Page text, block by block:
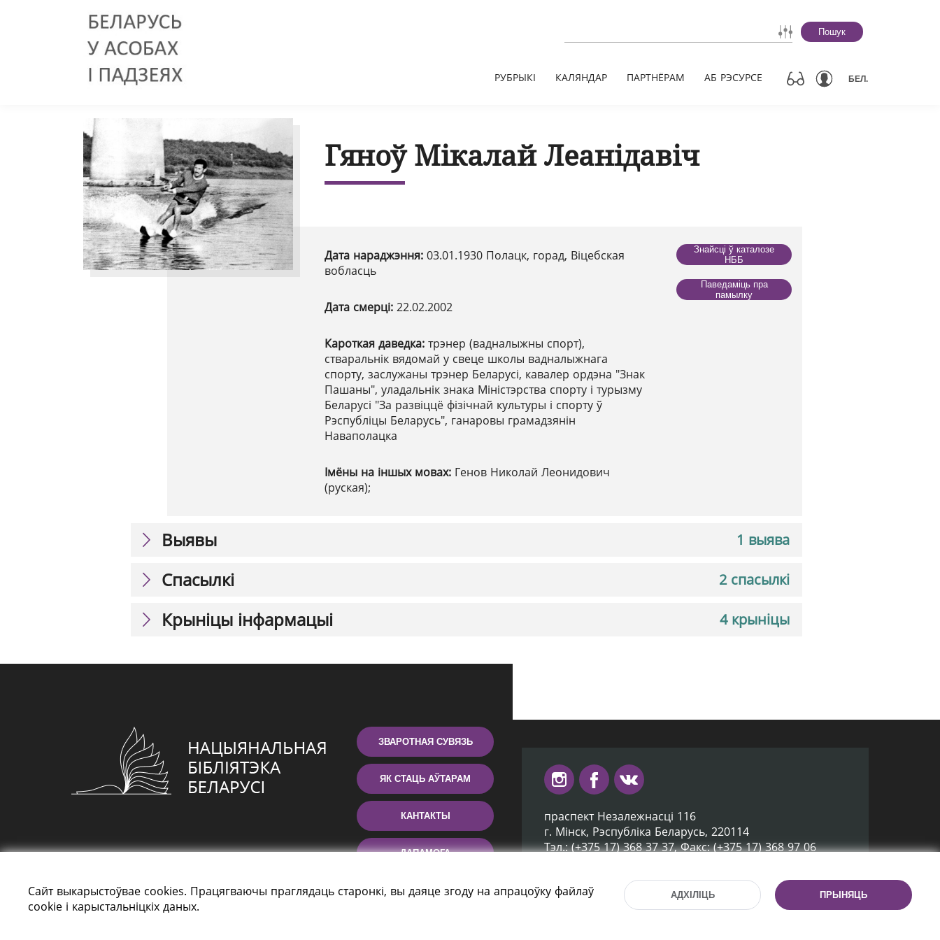
Пошук
РУБРЫКІ КАЛЯНДАР ПАРТНЁРАМ АБ РЭСУРСЕ БЕЛ.
Гяноў Мікалай Леанідавіч
Дата нараджэння: 03.01.1930 Полацк, горад, Віцебская
вобласць
Дата смерці: 22.02.2002
Кароткая даведка: трэнер (вадналыжны спорт),
стваральнік вядомай у свеце школы вадналыжнага
спорту, заслужаны трэнер Беларусі, кавалер ордэна "Знак
Пашаны", уладальнік знака Міністэрства спорту і турызму
Беларусі "За развіццё фізічнай культуры і спорту ў
Рэспубліцы Беларусь", ганаровы грамадзянін
Наваполацка
Імёны на іншых мовах: Генов Николай Леонидович
(руская);
Знайсці ў каталозе
НББ
Паведаміць пра
памылку
1 выява
Выявы
2 спасылкі
Спасылкі
4 крыніцы
Крыніцы інфармацыі
ЗВАРОТНАЯ СУВЯЗЬ
ЯК СТАЦЬ АЎТАРАМ
КАНТАКТЫ
ДАПАМОГА
праспект Незалежнасці 116
г. Мiнск, Рэспубліка Беларусь, 220114
Тэл.: (+375 17) 368 37 37, Факс: (+375 17) 368 97 06
Усе правы абаронены: «Нацыянальная бібліятэка Беларусі» 2006 — 2026 Распрацоўка сайта:mrsoft.by
Сайт выкарыстоўвае cookies. Працягваючы праглядаць старонкі, вы даяце згоду на апрацоўку файлаў
cookie і карыстальніцкіх даных.
АДХІЛІЦЬ ПРЫНЯЦЬ